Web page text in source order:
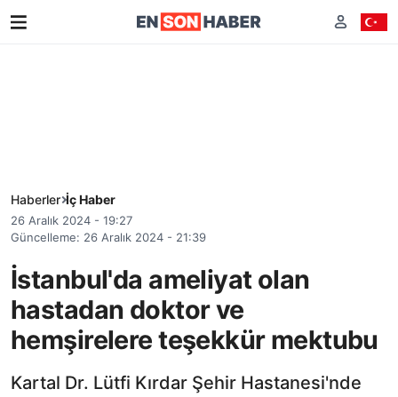
Haberler İç Haber
26 Aralık 2024 - 19:27
Güncelleme: 26 Aralık 2024 - 21:39
İstanbul'da ameliyat olan
hastadan doktor ve
hemşirelere teşekkür mektubu
Kartal Dr. Lütfi Kırdar Şehir Hastanesi'nde